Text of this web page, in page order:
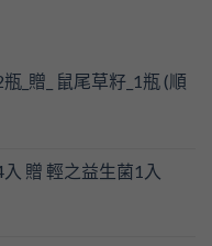
_贈_ 鼠尾草籽_1瓶 (順
贈 輕之益生菌1入